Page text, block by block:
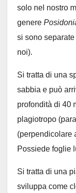
solo nel nostro
genere
si sono separate
noi).
Si tratta di una
sabbia e può
profondità di 40
plagiotropo
(perpendicolare
Possiede foglie
Si tratta di una
sviluppa come